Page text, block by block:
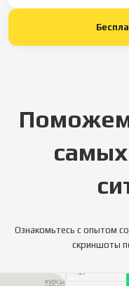
Поможем
Ознакомьтесь с опытом
скриншоты